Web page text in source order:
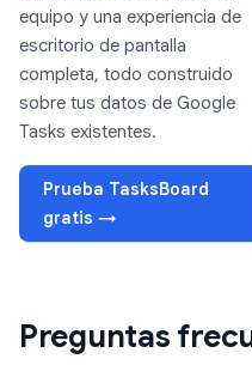
equipo y una experiencia de
escritorio de pantalla
completa, todo construido
sobre tus datos de Google
Tasks existentes.
Prueba TasksBoard
gratis →
Preguntas